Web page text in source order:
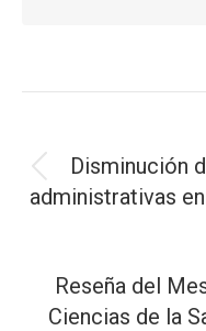
Disminución
administrativas
Reseña del
Ciencias de la